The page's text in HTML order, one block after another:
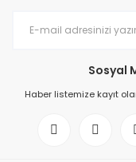
Sosyal
Haber listemize kayıt